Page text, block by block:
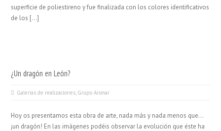
superficie de poliestireno y fue finalizada con los colores identificativos
de los […]
¿Un dragón en León?
Galerías de realizaciones, Grupo Aismar
Hoy os presentamos esta obra de arte, nada más y nada menos que…
¡un dragón! En las imágenes podéis observar la evolución que éste ha